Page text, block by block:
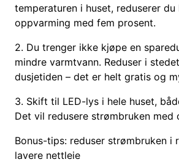
temperaturen i huset, reduserer
oppvarming med fem prosent.
2. Du trenger ikke kjøpe en
mindre varmtvann. Reduser i
dusjetiden – det er helt gratis og
3. Skift til LED-lys i hele huset,
Det vil redusere strømbruken med
Bonus-tips: reduser strømbruken i
lavere nettleie